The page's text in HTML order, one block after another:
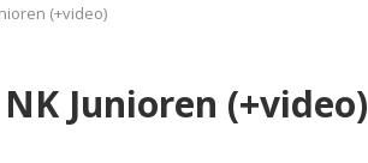
(+video)
Junioren (+video)